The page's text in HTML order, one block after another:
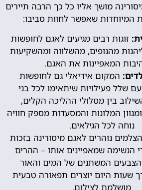
מושך אליו כל כך הרבה תיירים
המיוחדות שאפשר לחוות סביבו:
זוגות רבים מגיעים לאגם לחופשות
מהנופים, מהשלווה ומהשקיעות
המאפיינות את האגם.
המקום אידיאלי גם לחופשות
שלל פעילויות שיתאימו לכל בני
בין מסלולי ההליכה הקלים,
המלונות והמסעדות מספק חוויה
נוחה לכל הגילאים.
הצלמים נוהרים לאגם מיסורינה בזכות
הנשימה שמאפיינים אותו – ההרים
המשתנים של המים והאור
שעות היום יוצרים תפאורה טבעית
מושלמת לצילום.